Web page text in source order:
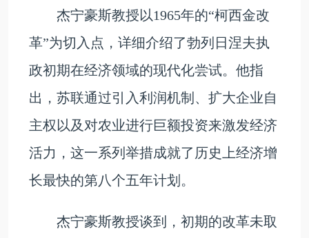
杰宁豪斯教授以1965年的“柯西金改
革”为切入点，详细介绍了勃列日涅夫执
政初期在经济领域的现代化尝试。他指
出，苏联通过引入利润机制、扩大企业自
主权以及对农业进行巨额投资来激发经济
活力，这一系列举措成就了历史上经济增
长最快的第八个五年计划。
杰宁豪斯教授谈到，初期的改革未取